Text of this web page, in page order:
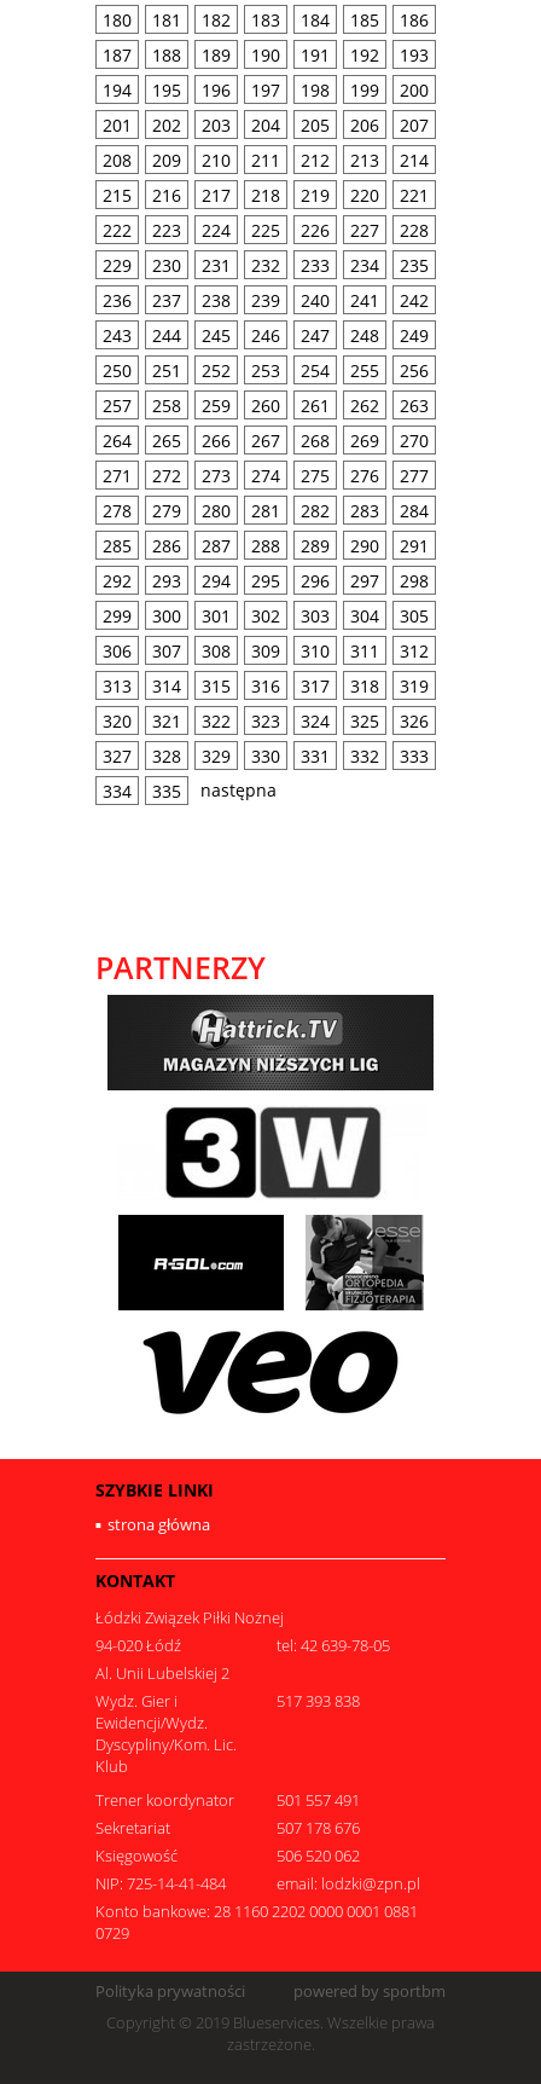
180
181 182 183 184 185
186
187
188 189 190 191 192
193
194
195 196 197 198 199
200
201
202 203 204 205 206
207
208
209 210 211 212 213
214
215
216 217 218 219 220
221
222
223 224 225 226 227
228
229
230 231 232 233 234
235
236
237 238 239 240 241
242
243
244 245 246 247 248
249
250
251 252 253 254 255
256
257
258 259 260 261 262
263
264
265 266 267 268 269
270
271
272 273 274 275 276
277
278
279 280 281 282 283
284
285
286 287 288 289 290
291
292
293 294 295 296 297
298
299
300 301 302 303 304
305
306
307 308 309 310 311
312
313
314 315 316 317 318
319
320
321 322 323 324 325
326
327
328 329 330 331 332
333
334
335 następna
PARTNERZY
SZYBKIE LINKI
strona główna
KONTAKT
Łódzki Związek Piłki Nożnej
94-020 Łódź
tel: 42 639-78-05
Al. Unii Lubelskiej 2
Wydz. Gier i
Ewidencji/Wydz.
Dyscypliny/Kom. Lic.
Klub
517 393 838
Trener koordynator
501 557 491
Sekretariat
507 178 676
Księgowość
506 520 062
NIP: 725-14-41-484
email: lodzki@zpn.pl
Konto bankowe: 28 1160 2202 0000 0001 0881
0729
Polityka prywatności
powered by sportbm
Copyright © 2019 Blueservices. Wszelkie prawa
zastrzeżone.